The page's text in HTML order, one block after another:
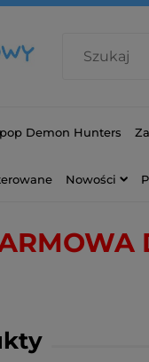
Demon Hunters
Nowości